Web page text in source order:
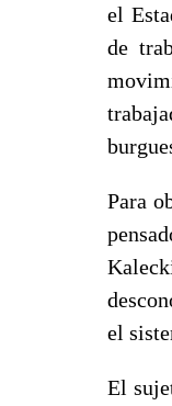
el
de
Para
el
El